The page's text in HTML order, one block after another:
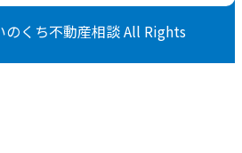
くち不動産相談 All Rights